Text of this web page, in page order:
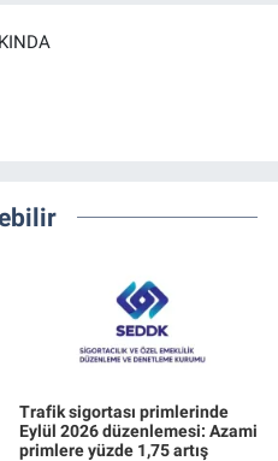
Trafik sigortası primlerinde
Eylül 2026 düzenlemesi: Azami
primlere yüzde 1,75 artış